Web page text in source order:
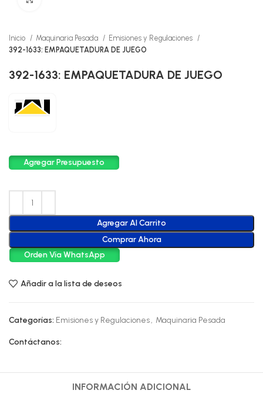
Inicio Maquinaria Pesada
Emisiones y Regulaciones
392-1633: EMPAQUETADURA DE JUEGO
392-1633: EMPAQUETADURA DE JUEGO
Agregar Presupuesto
Agregar Al Carrito
Comprar Ahora
Orden Vía WhatsApp
Añadir a la lista de deseos
Categorías: Emisiones y Regulaciones, Maquinaria Pesada
Contáctanos:
INFORMACIÓN ADICIONAL